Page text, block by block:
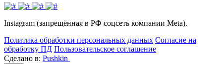
Instagram (запрещённая в РФ соцсеть компании Meta).
Политика обработки персональных данных Согласие на
обработку ПД Пользовательское соглашение
Сделано в: Pushkin